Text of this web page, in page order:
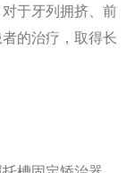
于牙列拥挤、前
的治疗，取得长